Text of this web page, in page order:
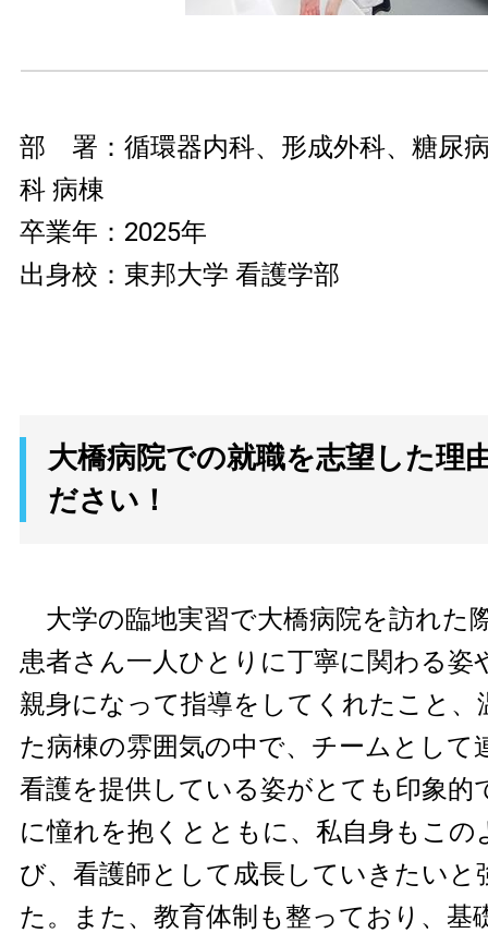
部 署：循環器内科、形成外科、糖尿
科 病棟
卒業年：2025年
出身校：東邦大学 看護学部
大橋病院での就職を志望した理
ださい！
大学の臨地実習で大橋病院を訪れた
患者さん一人ひとりに丁寧に関わる姿
親身になって指導をしてくれたこと、
た病棟の雰囲気の中で、チームとして
看護を提供している姿がとても印象的
に憧れを抱くとともに、私自身もこの
び、看護師として成長していきたいと
た。また、教育体制も整っており、基